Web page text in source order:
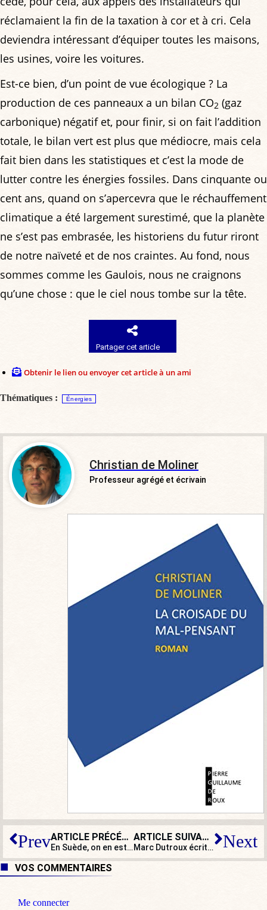
réclamaient la fin de la taxation à cor et à cri. Cela
deviendra intéressant d’équiper toutes les maisons,
les usines, voire les voitures.
Est-ce bien, d’un point de vue écologique ? La
production de ces panneaux a un bilan CO2 (gaz
carbonique) négatif et, pour finir, si on fait l’addition
totale, le bilan vert est plus que médiocre, mais cela
fait bien dans les statistiques et c’est la mode de
lutter contre les énergies fossiles. Dans cinquante ou
cent ans, quand on s’apercevra que le réchauffement
climatique a été largement surestimé, que la planète
ne s’est pas embrasée, les historiens du futur riront
de notre naïveté et de nos craintes. Au fond, nous
sommes comme les Gaulois, nous ne craignons
qu’une chose : que le ciel nous tombe sur la tête.
Partager cet article
Obtenir le lien ou envoyer cet article à un ami
Thématiques : Énergies
Christian de Moliner
Professeur agrégé et écrivain
Prev ARTICLE PRÉCÉDENT
En Suède, on en est là : un festival sans hommes…
ARTICLE SUIVANT
Marc Dutroux écrit aux familles des petites victimes : « On amorce un débat »… Next
VOS COMMENTAIRES
Me connecter